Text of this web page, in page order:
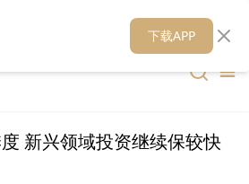
财华媒体矩阵 财华智库
新兴领域投资继续保较快
下载APP